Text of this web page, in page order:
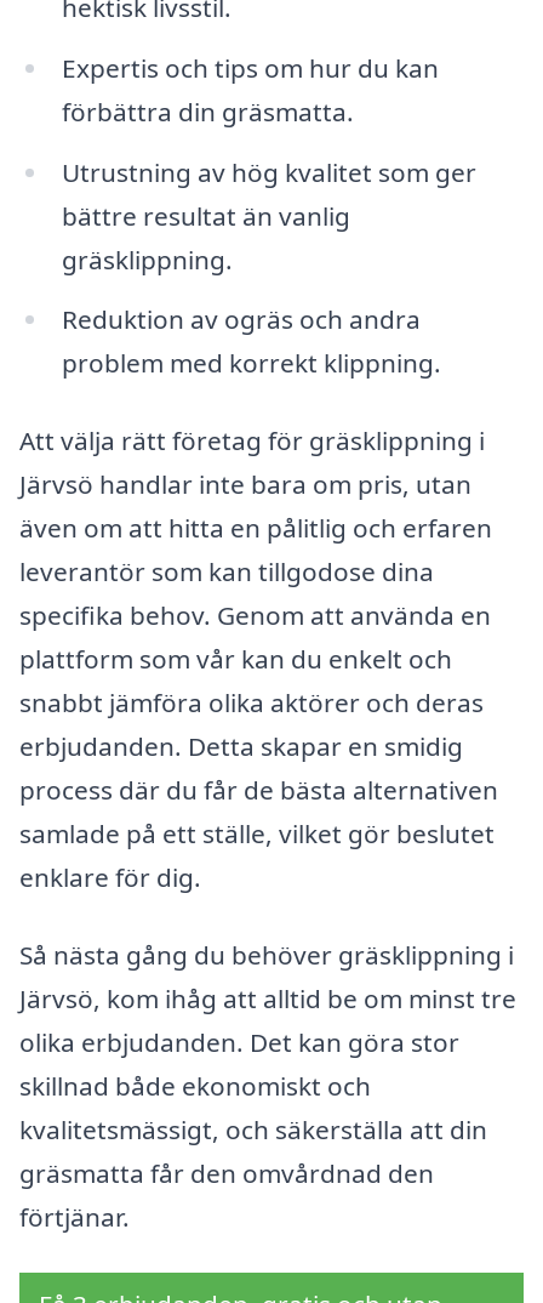
hektisk livsstil.
Expertis och tips om hur du kan
förbättra din gräsmatta.
Utrustning av hög kvalitet som ger
bättre resultat än vanlig
gräsklippning.
Reduktion av ogräs och andra
problem med korrekt klippning.
Att välja rätt företag för gräsklippning i
Järvsö handlar inte bara om pris, utan
även om att hitta en pålitlig och erfaren
leverantör som kan tillgodose dina
specifika behov. Genom att använda en
plattform som vår kan du enkelt och
snabbt jämföra olika aktörer och deras
erbjudanden. Detta skapar en smidig
process där du får de bästa alternativen
samlade på ett ställe, vilket gör beslutet
enklare för dig.
Så nästa gång du behöver gräsklippning i
Järvsö, kom ihåg att alltid be om minst tre
olika erbjudanden. Det kan göra stor
skillnad både ekonomiskt och
kvalitetsmässigt, och säkerställa att din
gräsmatta får den omvårdnad den
förtjänar.